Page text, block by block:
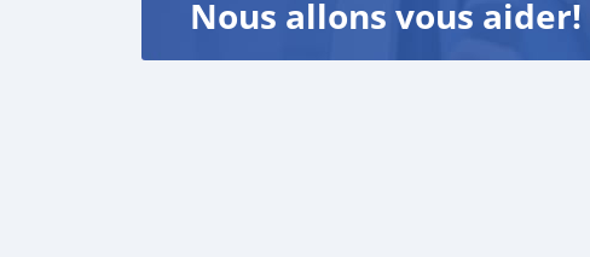
Nous allons vous aider!